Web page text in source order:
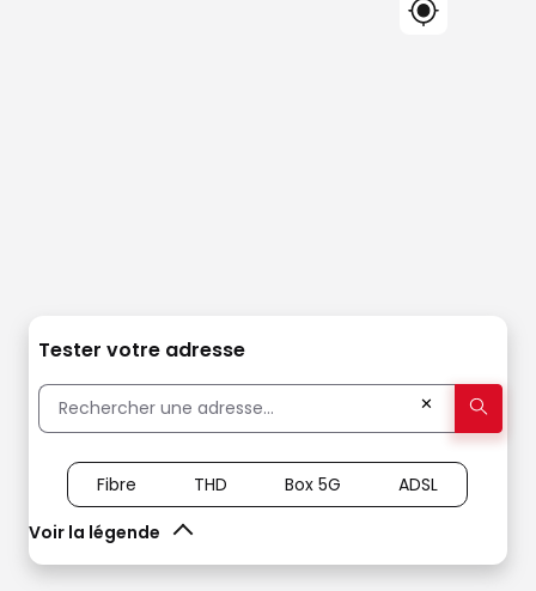
Tester votre adresse
✕
Voir la légende
Fibre THD Box 5G ADSL